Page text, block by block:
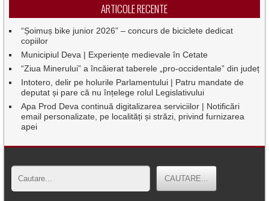
ARTICOLE RECENTE
“Șoimuș bike junior 2026” – concurs de biciclete dedicat
copiilor
Municipiul Deva | Experiențe medievale în Cetate
“Ziua Minerului” a încăierat taberele „pro-occidentale” din județ
Intotero, delir pe holurile Parlamentului | Patru mandate de
deputat și pare că nu înțelege rolul Legislativului
Apa Prod Deva continuă digitalizarea serviciilor | Notificări
email personalizate, pe localități și străzi, privind furnizarea
apei